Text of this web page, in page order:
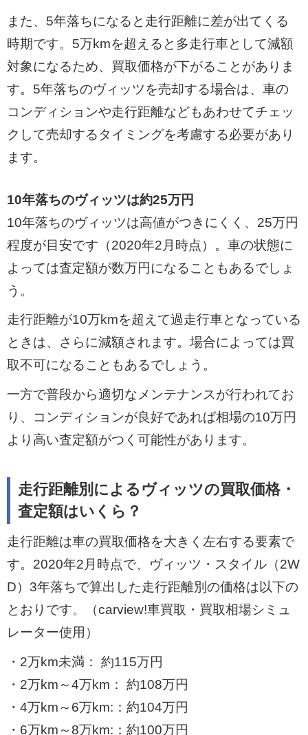
また、5年落ちになると走行距離に差が出てくる
時期です。5万kmを超えると多走行車として減額
対象になるため、買取価格が下がることがありま
す。5年落ちのヴィッツを売却する場合は、車の
コンディションや走行距離などもあわせてチェッ
クして売却するタイミングを考慮する必要があり
ます。
10年落ちのヴィッツは約25万円
10年落ちのヴィッツは高値がつきにくく、25万円
程度が目安です（2020年2月時点）。車の状態に
よっては査定額が数万円になることもあるでしょ
う。
走行距離が10万kmを超えて過走行車となっている
ときは、さらに減額されます。場合によっては買
取不可になることもあるでしょう。
一方で普段から適切なメンテナンスが行われてお
り、コンディションが良好であれば相場の10万円
より高い査定額がつく可能性があります。
走行距離別によるヴィッツの買取価格・
査定額はいくら？
走行距離は車の買取価格を大きく左右する要素で
す。2020年2月時点で、ヴィッツ・スタイル（2W
D）3年落ちで算出した走行距離別の価格は以下の
とおりです。（carview!車買取・買取相場シミュ
レーター使用）
・2万km未満： 約115万円
・2万km～4万km： 約108万円
・4万km～6万km:：約104万円
・6万km～8万km:：約100万円